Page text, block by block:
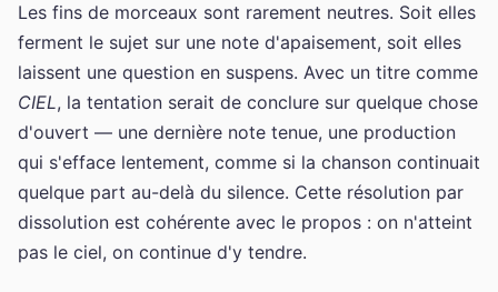
Les fins de morceaux sont rarement neutres. Soit elles
ferment le sujet sur une note d'apaisement, soit elles
laissent une question en suspens. Avec un titre comme
CIEL, la tentation serait de conclure sur quelque chose
d'ouvert — une dernière note tenue, une production
qui s'efface lentement, comme si la chanson continuait
quelque part au-delà du silence. Cette résolution par
dissolution est cohérente avec le propos : on n'atteint
pas le ciel, on continue d'y tendre.